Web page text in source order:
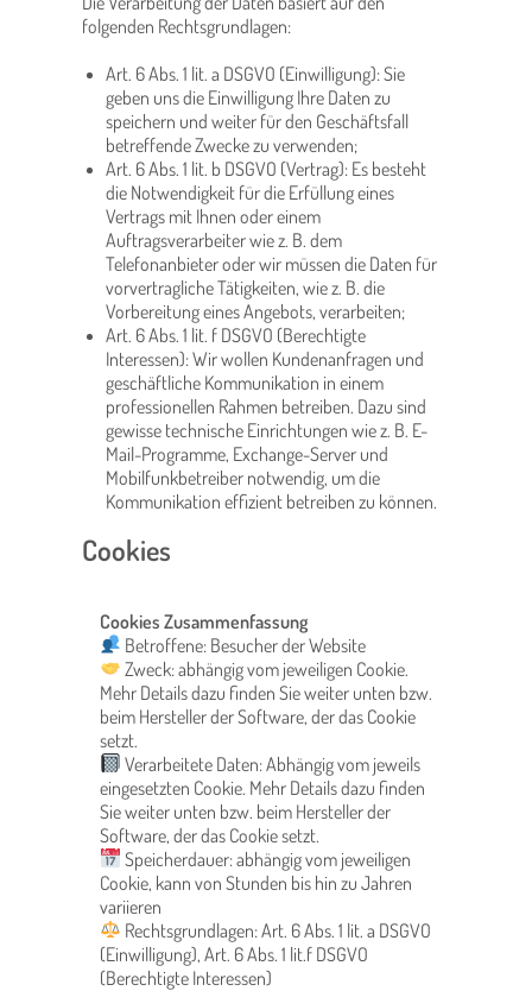
folgenden Rechtsgrundlagen:
Art. 6 Abs. 1 lit. a DSGVO (Einwilligung): Sie
geben uns die Einwilligung Ihre Daten zu
speichern und weiter für den Geschäftsfall
betreffende Zwecke zu verwenden;
Art. 6 Abs. 1 lit. b DSGVO (Vertrag): Es besteht
die Notwendigkeit für die Erfüllung eines
Vertrags mit Ihnen oder einem
Auftragsverarbeiter wie z. B. dem
Telefonanbieter oder wir müssen die Daten für
vorvertragliche Tätigkeiten, wie z. B. die
Vorbereitung eines Angebots, verarbeiten;
Art. 6 Abs. 1 lit. f DSGVO (Berechtigte
Interessen): Wir wollen Kundenanfragen und
geschäftliche Kommunikation in einem
professionellen Rahmen betreiben. Dazu sind
gewisse technische Einrichtungen wie z. B. E-
Mail-Programme, Exchange-Server und
Mobilfunkbetreiber notwendig, um die
Kommunikation effizient betreiben zu können.
Cookies
Cookies Zusammenfassung
Betroffene: Besucher der Website
Zweck: abhängig vom jeweiligen Cookie.
Mehr Details dazu finden Sie weiter unten bzw.
beim Hersteller der Software, der das Cookie
setzt.
Verarbeitete Daten: Abhängig vom jeweils
eingesetzten Cookie. Mehr Details dazu finden
Sie weiter unten bzw. beim Hersteller der
Software, der das Cookie setzt.
Speicherdauer: abhängig vom jeweiligen
Cookie, kann von Stunden bis hin zu Jahren
variieren
Rechtsgrundlagen: Art. 6 Abs. 1 lit. a DSGVO
(Einwilligung), Art. 6 Abs. 1 lit.f DSGVO
(Berechtigte Interessen)